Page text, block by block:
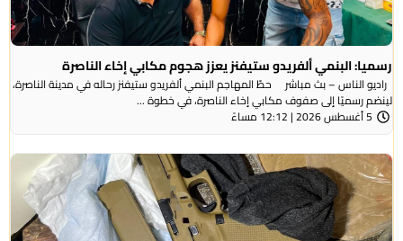
رسميا: البنمي ألفريدو ستيفنز يعزز هجوم مكابي إخاء الناصرة
راديو الناس – بث مباشر حطّ المهاجم البنمي ألفريدو ستيفنز رحاله في مدينة الناصرة،
لينضم رسميًا إلى صفوف مكابي إخاء الناصرة، في خطوة ...
5 أغسطس 2026 | 12:12 مساءً